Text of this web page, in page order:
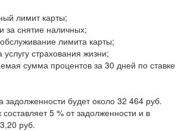
лимит карты;
за снятие наличных;
лимита карты;
страхования жизни;
сумма процентов за 30 дней по ставке
будет около 32 464 руб.
5 % от задолженности и в
руб.